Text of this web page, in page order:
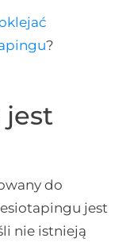
?
jest
do
jest
nie istnieją